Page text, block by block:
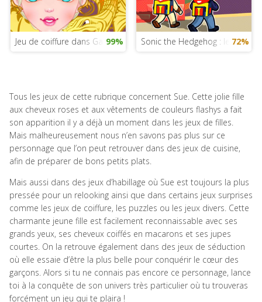
Jeu de coiffure dans Game of Thrones
99% Sonic the Hedgehog : le jeu
72%
Tous les jeux de cette rubrique concernent Sue. Cette jolie fille
aux cheveux roses et aux vêtements de couleurs flashys a fait
son apparition il y a déjà un moment dans les jeux de filles.
Mais malheureusement nous n’en savons pas plus sur ce
personnage que l’on peut retrouver dans des jeux de cuisine,
afin de préparer de bons petits plats.
Mais aussi dans des jeux d’habillage où Sue est toujours la plus
pressée pour un relooking ainsi que dans certains jeux surprises
comme les jeux de coiffure, les puzzles ou les jeux divers. Cette
charmante jeune fille est facilement reconnaissable avec ses
grands yeux, ses cheveux coiffés en macarons et ses jupes
courtes. On la retrouve également dans des jeux de séduction
où elle essaie d’être la plus belle pour conquérir le cœur des
garçons. Alors si tu ne connais pas encore ce personnage, lance
toi à la conquête de son univers très particulier où tu trouveras
forcément un jeu qui te plaira !